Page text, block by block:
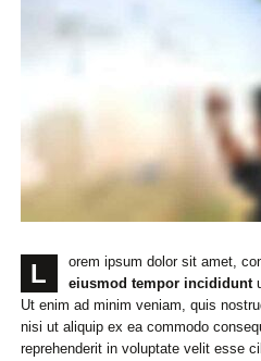
L
orem ipsum dolor sit amet,
eiusmod tempor incididunt
Ut enim ad minim veniam, quis
nisi ut aliquip ex ea commodo
reprehenderit in voluptate velit esse